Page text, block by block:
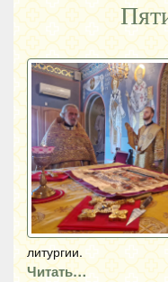
литургии.
Читать…